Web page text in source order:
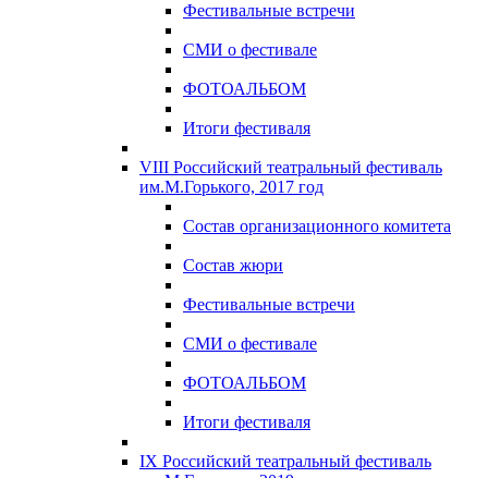
Фестивальные встречи
СМИ о фестивале
ФОТОАЛЬБОМ
Итоги фестиваля
VIII Российский театральный фестиваль
им.М.Горького, 2017 год
Состав организационного комитета
Состав жюри
Фестивальные встречи
СМИ о фестивале
ФОТОАЛЬБОМ
Итоги фестиваля
IX Российский театральный фестиваль